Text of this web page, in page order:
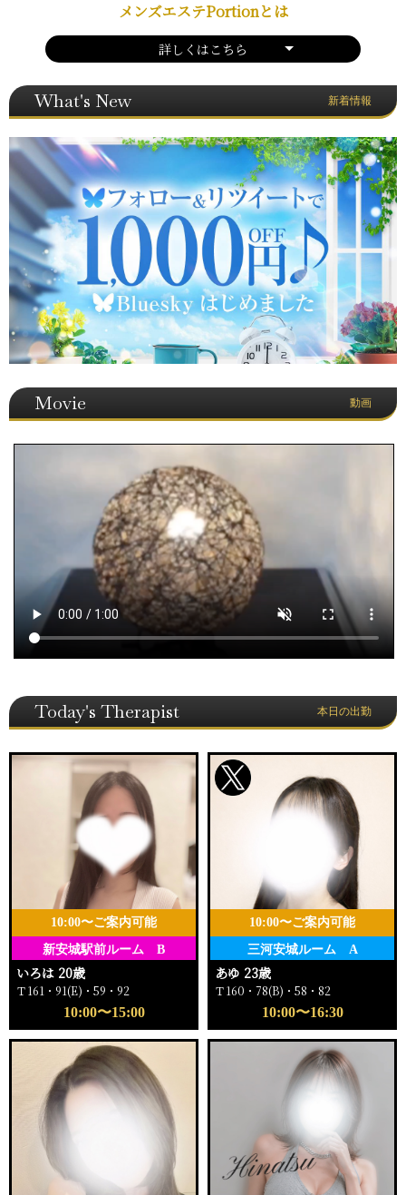
メンズエステPortionとは
詳しくはこちら
What's New 新着情報
Movie 動画
Today's Therapist 本日の出勤
新安城駅前ルーム B
10:00〜ご案内可能
いろは 20歳
Ｔ161・91(E)・59・92
10:00〜15:00
三河安城ルーム A
10:00〜ご案内可能
あゆ 23歳
Ｔ160・78(B)・58・82
10:00〜16:30